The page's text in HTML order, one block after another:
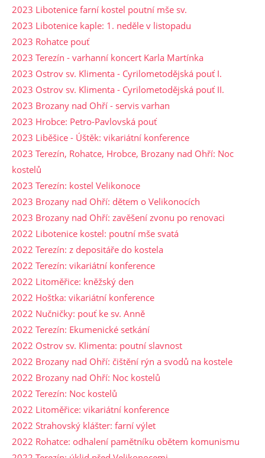
2023 Libotenice farní kostel poutní mše sv.
2023 Libotenice kaple: 1. neděle v listopadu
2023 Rohatce pouť
2023 Terezín - varhanní koncert Karla Martínka
2023 Ostrov sv. Klimenta - Cyrilometodějská pouť I.
2023 Ostrov sv. Klimenta - Cyrilometodějská pouť II.
2023 Brozany nad Ohří - servis varhan
2023 Hrobce: Petro-Pavlovská pouť
2023 Liběšice - Úštěk: vikariátní konference
2023 Terezín, Rohatce, Hrobce, Brozany nad Ohří: Noc
kostelů
2023 Terezín: kostel Velikonoce
2023 Brozany nad Ohří: dětem o Velikonocích
2023 Brozany nad Ohří: zavěšení zvonu po renovaci
2022 Libotenice kostel: poutní mše svatá
2022 Terezín: z depositáře do kostela
2022 Terezín: vikariátní konference
2022 Litoměřice: kněžský den
2022 Hoštka: vikariátní konference
2022 Nučničky: pouť ke sv. Anně
2022 Terezín: Ekumenické setkání
2022 Ostrov sv. Klimenta: poutní slavnost
2022 Brozany nad Ohří: čištění rýn a svodů na kostele
2022 Brozany nad Ohří: Noc kostelů
2022 Terezín: Noc kostelů
2022 Litoměřice: vikariátní konference
2022 Strahovský klášter: farní výlet
2022 Rohatce: odhalení pamětníku obětem komunismu